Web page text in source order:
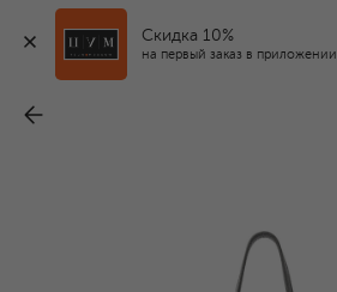
Скидка 10%
на первый заказ в приложении